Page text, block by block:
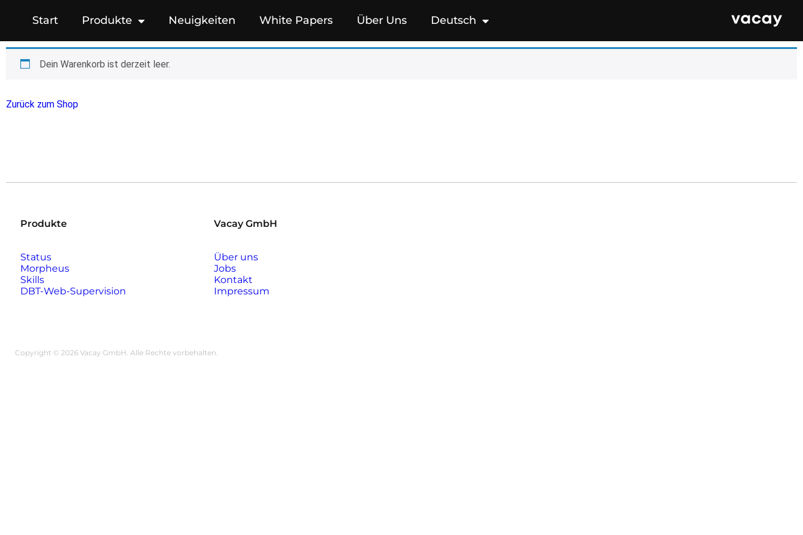
Start Produkte Neuigkeiten White Papers Über Uns Deutsch
Dein Warenkorb ist derzeit leer.
Zurück zum Shop
Produkte
Status
Morpheus
Skills
DBT-Web-Supervision
Vacay GmbH
Über uns
Jobs
Kontakt
Impressum
Copyright © 2026 Vacay GmbH. Alle Rechte vorbehalten.